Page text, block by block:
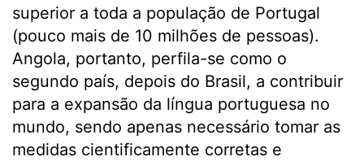
superior a toda a população de Portugal
(pouco mais de 10 milhões de pessoas).
Angola, portanto, perfila-se como o
segundo país, depois do Brasil, a contribuir
para a expansão da língua portuguesa no
mundo, sendo apenas necessário tomar as
medidas cientificamente corretas e